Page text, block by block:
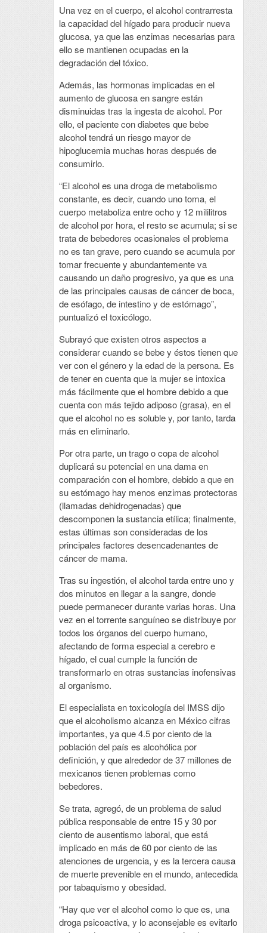
Una vez en el cuerpo, el alcohol contrarresta
la capacidad del hígado para producir nueva
glucosa, ya que las enzimas necesarias para
ello se mantienen ocupadas en la
degradación del tóxico.
Además, las hormonas implicadas en el
aumento de glucosa en sangre están
disminuidas tras la ingesta de alcohol. Por
ello, el paciente con diabetes que bebe
alcohol tendrá un riesgo mayor de
hipoglucemia muchas horas después de
consumirlo.
“El alcohol es una droga de metabolismo
constante, es decir, cuando uno toma, el
cuerpo metaboliza entre ocho y 12 mililitros
de alcohol por hora, el resto se acumula; si se
trata de bebedores ocasionales el problema
no es tan grave, pero cuando se acumula por
tomar frecuente y abundantemente va
causando un daño progresivo, ya que es una
de las principales causas de cáncer de boca,
de esófago, de intestino y de estómago”,
puntualizó el toxicólogo.
Subrayó que existen otros aspectos a
considerar cuando se bebe y éstos tienen que
ver con el género y la edad de la persona. Es
de tener en cuenta que la mujer se intoxica
más fácilmente que el hombre debido a que
cuenta con más tejido adiposo (grasa), en el
que el alcohol no es soluble y, por tanto, tarda
más en eliminarlo.
Por otra parte, un trago o copa de alcohol
duplicará su potencial en una dama en
comparación con el hombre, debido a que en
su estómago hay menos enzimas protectoras
(llamadas dehidrogenadas) que
descomponen la sustancia etílica; finalmente,
estas últimas son consideradas de los
principales factores desencadenantes de
cáncer de mama.
Tras su ingestión, el alcohol tarda entre uno y
dos minutos en llegar a la sangre, donde
puede permanecer durante varias horas. Una
vez en el torrente sanguíneo se distribuye por
todos los órganos del cuerpo humano,
afectando de forma especial a cerebro e
hígado, el cual cumple la función de
transformarlo en otras sustancias inofensivas
al organismo.
El especialista en toxicología del IMSS dijo
que el alcoholismo alcanza en México cifras
importantes, ya que 4.5 por ciento de la
población del país es alcohólica por
definición, y que alrededor de 37 millones de
mexicanos tienen problemas como
bebedores.
Se trata, agregó, de un problema de salud
pública responsable de entre 15 y 30 por
ciento de ausentismo laboral, que está
implicado en más de 60 por ciento de las
atenciones de urgencia, y es la tercera causa
de muerte prevenible en el mundo, antecedida
por tabaquismo y obesidad.
“Hay que ver el alcohol como lo que es, una
droga psicoactiva, y lo aconsejable es evitarlo